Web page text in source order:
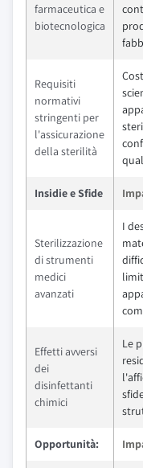
farmaceutica e
biotecnologica
Requisiti
normativi
stringenti per
l'assicurazione
della sterilità
Insidie e Sfide
Sterilizzazione
di strumenti
medici
avanzati
I
Effetti avversi
dei
disinfettanti
chimici
Le
Opportunità: